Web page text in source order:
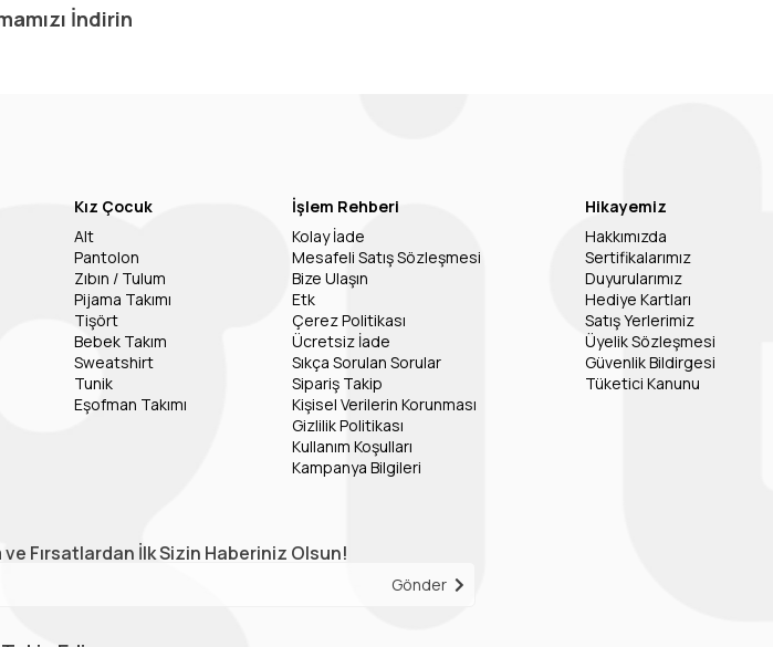
İndirin
Kız Çocuk
Alt
Pantolon
Zıbın / Tulum
Pijama Takımı
Tişört
Bebek Takım
Sweatshirt
Tunik
Eşofman Takımı
İşlem Rehberi
Kolay İade
Mesafeli Satış Sözleşmesi
Bize Ulaşın
Etk
Çerez Politikası
Ücretsiz İade
Sıkça Sorulan Sorular
Sipariş Takip
Kişisel Verilerin Korunması
Gizlilik Politikası
Kullanım Koşulları
Kampanya Bilgileri
Hikayemiz
Hakkımızda
Sertifikalarımız
Duyurularımız
Hediye Kartları
Satış Yerlerimiz
Üyelik Sözleşmesi
Güvenlik Bildirgesi
Tüketici Kanunu
Fırsatlardan İlk Sizin Haberiniz Olsun!
Gönder